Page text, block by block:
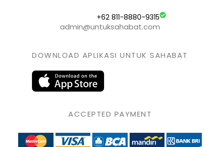
+62 811-8880-9315
admin@untuksahabat.com
DOWNLOAD APLIKASI UNTUK SAHABAT
ACCEPTED PAYMENT